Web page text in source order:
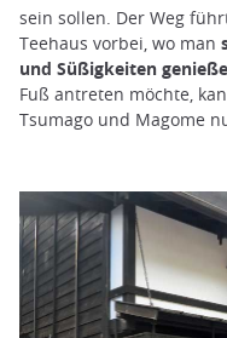
sein sollen. Der Weg
Teehaus vorbei, wo man
und Süßigkeiten
Fuß antreten möchte,
Tsumago und Magome